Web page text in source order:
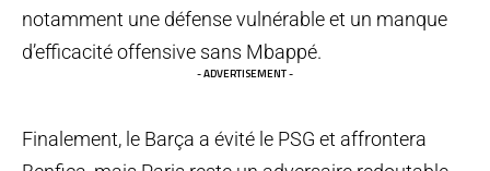
notamment une défense vulnérable et un manque
d’efficacité offensive sans Mbappé.
- ADVERTISEMENT -
Finalement, le Barça a évité le PSG et affrontera